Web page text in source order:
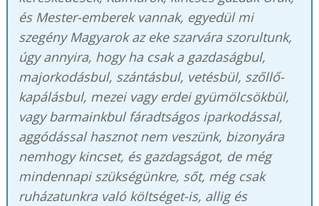
és Mester-emberek vannak, egyedül mi
szegény Magyarok az eke szarvára szorultunk,
úgy annyira, hogy ha csak a gazdaságbul,
majorkodásbul, szántásbul, vetésbül, szőllő-
kapálásbul, mezei vagy erdei gyümölcsökbül,
vagy barmainkbul fáradtságos iparkodással,
aggódással hasznot nem veszünk, bizonyára
nemhogy kincset, és gazdagságot, de még
mindennapi szükségünkre, sőt, még csak
ruházatunkra való költséget-is, allig és